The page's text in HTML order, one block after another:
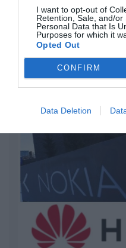
I want to opt-out of
Retention, Sale, and/or
Personal Data that Is
Purposes for which it
Opted Out
CONFIRM
Data Deletion
por Redacción
Artículos anteriores
Enormes minucias